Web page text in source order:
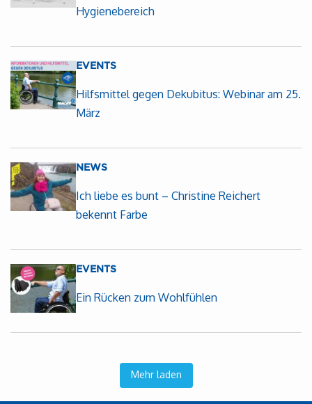
Hygienebereich
EVENTS
Hilfsmittel gegen Dekubitus: Webinar am 25.
März
NEWS
Ich liebe es bunt – Christine Reichert
bekennt Farbe
EVENTS
Ein Rücken zum Wohlfühlen
Mehr laden